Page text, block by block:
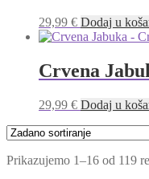
29,99 € Dodaj u
Crvena
29,99 € Dodaj u
Prikazujemo 1–16 od 119